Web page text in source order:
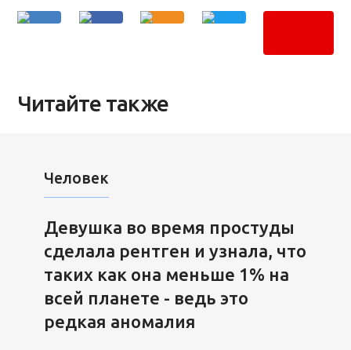
Читайте также
Человек
Девушка во время простуды
сделала рентген и узнала, что
таких как она меньше 1% на
всей планете - ведь это
редкая аномалия